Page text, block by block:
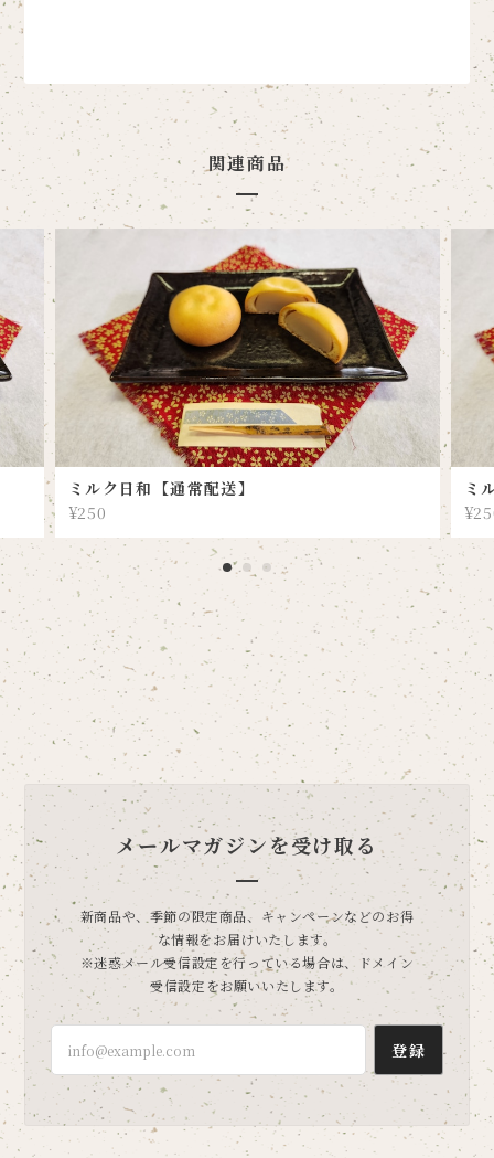
関連商品
ミルク日和【通常配送】
¥250
ミ
メールマガジンを受け取る
新商品や、季節の限定商品、キャンペーンなどのお得
な情報をお届けいたします。
※迷惑メール受信設定を行っている場合は、ドメイン
受信設定をお願いいたします。
登録